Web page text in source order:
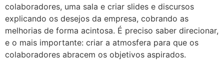
colaboradores, uma sala e criar slides e discursos
explicando os desejos da empresa, cobrando as
melhorias de forma acintosa. É preciso saber direcionar,
e o mais importante: criar a atmosfera para que os
colaboradores abracem os objetivos aspirados.